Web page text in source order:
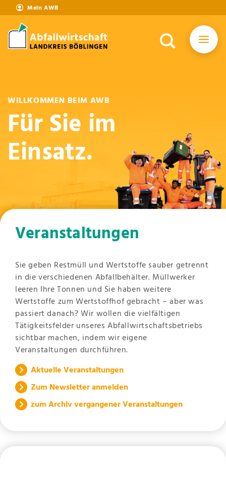
Mein AWB
WILLKOMMEN BEIM AWB
Für Sie im
Einsatz.
Veranstaltungen
Sie geben Restmüll und Wertstoffe sauber getrennt
in die verschiedenen Abfallbehälter. Müllwerker
leeren Ihre Tonnen und Sie haben weitere
Wertstoffe zum Wertstoffhof gebracht – aber was
passiert danach? Wir wollen die vielfältigen
Tätigkeitsfelder unseres Abfallwirtschaftsbetriebs
sichtbar machen, indem wir eigene
Veranstaltungen durchführen.
Aktuelle Veranstaltungen
Zum Newsletter anmelden
zum Archiv vergangener Veranstaltungen